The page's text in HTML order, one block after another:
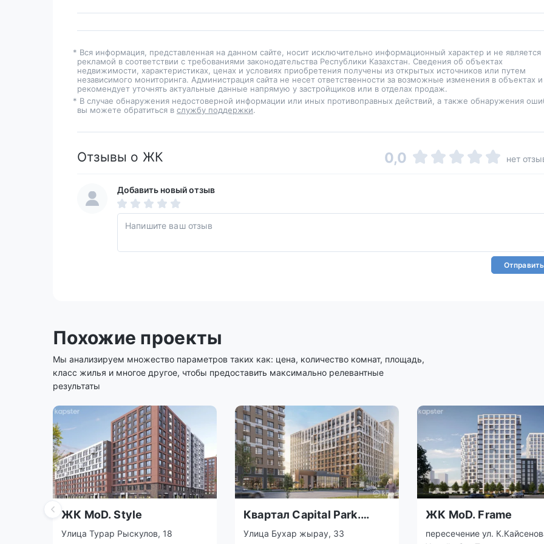
* Вся информация, представленная на данном сайте, носит исключительно информационный характер и не является
рекламой в соответствии с требованиями законодательства Республики Казахстан. Сведения об объектах
недвижимости, характеристиках, ценах и условиях приобретения получены из открытых источников или путем
независимого мониторинга. Администрация сайта не несет ответственности за возможные изменения в объектах и
рекомендует уточнять актуальные данные напрямую у застройщиков или в отделах продаж.
* В случае обнаружения недостоверной информации или иных противоправных действий, а также обнаружения
вы можете обратиться в службу поддержки.
Отзывы о ЖК 0,0 нет
Добавить новый отзыв
Отправить
Похожие проекты
Мы анализируем множество параметров таких как: цена, количество комнат, площадь,
класс жилья и многое другое, чтобы предоставить максимально релевантные
результаты
ЖК MoD. Style
Улица Турар Рыскулов, 18
Квартал Capital Park.
Emotions
Улица Бухар жырау, 33
ЖК MoD. Frame
пересечение ул.